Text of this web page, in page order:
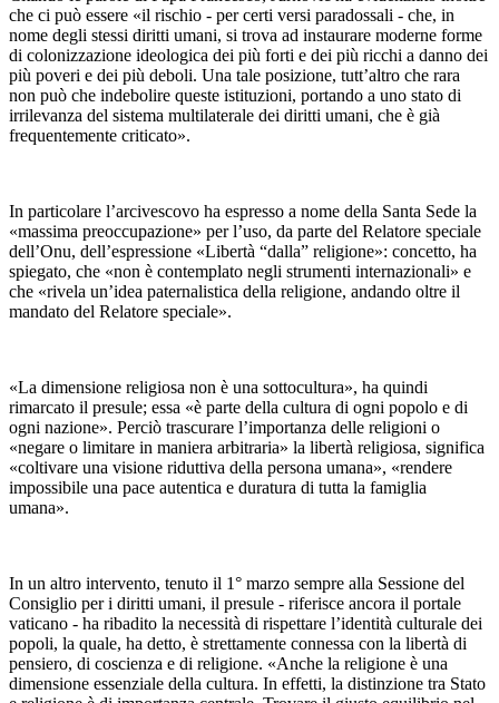
che ci può essere «il rischio - per certi versi paradossali - che, in
nome degli stessi diritti umani, si trova ad instaurare moderne forme
di colonizzazione ideologica dei più forti e dei più ricchi a danno dei
più poveri e dei più deboli. Una tale posizione, tutt’altro che rara
non può che indebolire queste istituzioni, portando a uno stato di
irrilevanza del sistema multilaterale dei diritti umani, che è già
frequentemente criticato».
In particolare l’arcivescovo ha espresso a nome della Santa Sede la
«massima preoccupazione» per l’uso, da parte del Relatore speciale
dell’Onu, dell’espressione «Libertà “dalla” religione»: concetto, ha
spiegato, che «non è contemplato negli strumenti internazionali» e
che «rivela un’idea paternalistica della religione, andando oltre il
mandato del Relatore speciale».
«La dimensione religiosa non è una sottocultura», ha quindi
rimarcato il presule; essa «è parte della cultura di ogni popolo e di
ogni nazione». Perciò trascurare l’importanza delle religioni o
«negare o limitare in maniera arbitraria» la libertà religiosa, significa
«coltivare una visione riduttiva della persona umana», «rendere
impossibile una pace autentica e duratura di tutta la famiglia
umana».
In un altro intervento, tenuto il 1° marzo sempre alla Sessione del
Consiglio per i diritti umani, il presule - riferisce ancora il portale
vaticano - ha ribadito la necessità di rispettare l’identità culturale dei
popoli, la quale, ha detto, è strettamente connessa con la libertà di
pensiero, di coscienza e di religione. «Anche la religione è una
dimensione essenziale della cultura. In effetti, la distinzione tra Stato